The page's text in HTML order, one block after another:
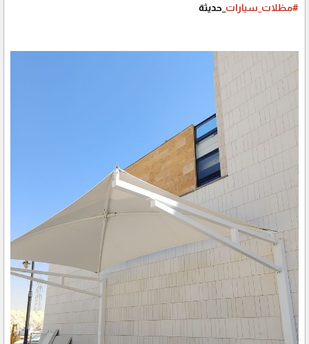
#مظلات_سيارات _حديثة